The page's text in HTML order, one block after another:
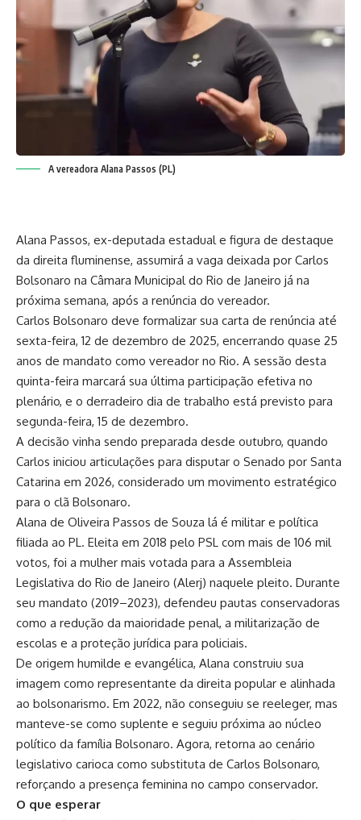
A vereadora Alana Passos (PL)
Alana Passos, ex-deputada estadual e figura de destaque
da direita fluminense, assumirá a vaga deixada por Carlos
Bolsonaro na Câmara Municipal do Rio de Janeiro já na
próxima semana, após a renúncia do vereador.
Carlos Bolsonaro deve formalizar sua carta de renúncia até
sexta-feira, 12 de dezembro de 2025, encerrando quase 25
anos de mandato como vereador no Rio. A sessão desta
quinta-feira marcará sua última participação efetiva no
plenário, e o derradeiro dia de trabalho está previsto para
segunda-feira, 15 de dezembro.
A decisão vinha sendo preparada desde outubro, quando
Carlos iniciou articulações para disputar o Senado por Santa
Catarina em 2026, considerado um movimento estratégico
para o clã Bolsonaro.
Alana de Oliveira Passos de Souza lá é militar e política
filiada ao PL. Eleita em 2018 pelo PSL com mais de 106 mil
votos, foi a mulher mais votada para a Assembleia
Legislativa do Rio de Janeiro (Alerj) naquele pleito. Durante
seu mandato (2019–2023), defendeu pautas conservadoras
como a redução da maioridade penal, a militarização de
escolas e a proteção jurídica para policiais.
De origem humilde e evangélica, Alana construiu sua
imagem como representante da direita popular e alinhada
ao bolsonarismo. Em 2022, não conseguiu se reeleger, mas
manteve-se como suplente e seguiu próxima ao núcleo
político da família Bolsonaro. Agora, retorna ao cenário
legislativo carioca como substituta de Carlos Bolsonaro,
reforçando a presença feminina no campo conservador.
O que esperar